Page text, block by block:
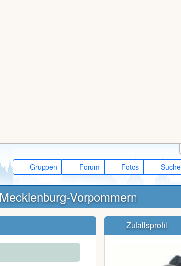
Gruppen Forum Fotos Suche
Vorpommern
Zufallsprofil